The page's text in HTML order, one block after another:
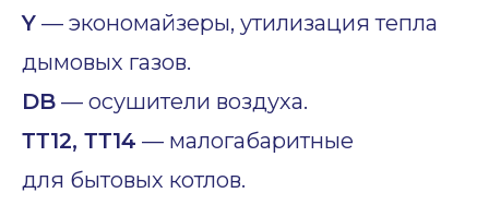
Y — экономайзеры, утилизация тепла
дымовых газов.
DB — осушители воздуха.
ТТ12, ТТ14 — малогабаритные
для бытовых котлов.